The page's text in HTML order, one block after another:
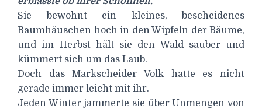
Sie bewohnt ein kleines, bescheidenes
Baumhäuschen hoch in den Wipfeln der Bäume,
und im Herbst hält sie den Wald sauber und
kümmert sich um das Laub.
Doch das Markscheider Volk hatte es nicht
gerade immer leicht mit ihr.
Jeden Winter jammerte sie über Unmengen von